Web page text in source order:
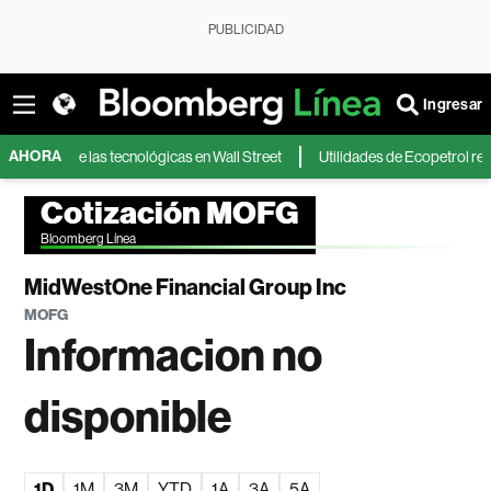
PUBLICIDAD
Ingresar
AHORA
de las tecnológicas en Wall Street Utilidades de Ecopetrol
Cotización MOFG
Bloomberg Línea
MidWestOne Financial Group Inc
MOFG
Informacion no
disponible